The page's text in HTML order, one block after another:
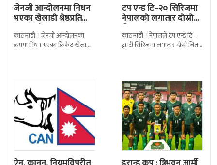
जेनजी आन्दोलनमा निधन
भएका खेलाडी श्रेष्ठप्रति
श्रद्धाञ्जली
काठमाडौं । जेनजी आन्दोलनका
क्रममा निधन भएका क्रिकेट खेलाडी
टप एन्ड टि–२० सिरिजमा
नेपालको लगातार दोस्रो
जित
काठमाडौं । नेपालले टप एन्ड टि–
ट्वान्टी सिरिजमा लगातार दोस्रो जित